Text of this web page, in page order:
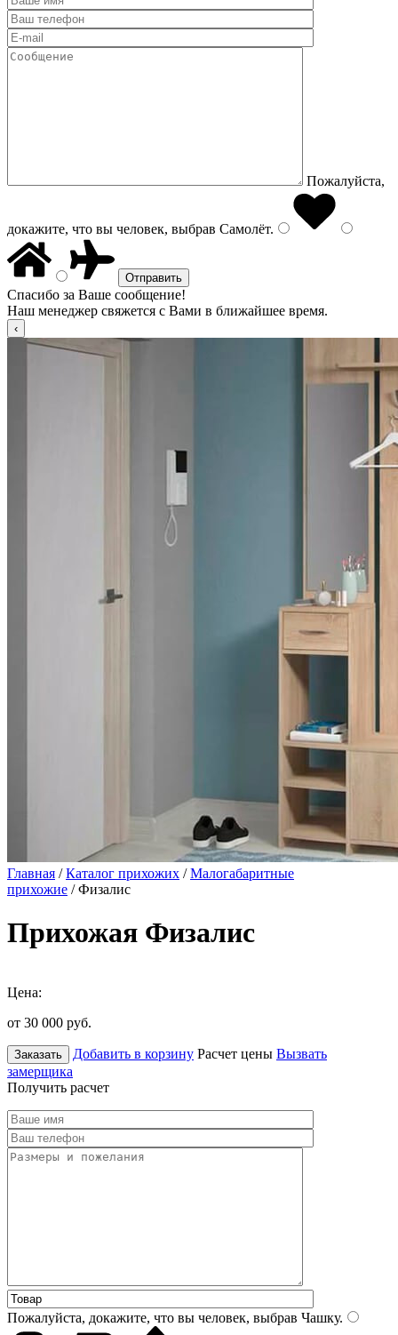
Пожалуйста,
докажите, что вы человек, выбрав Самолёт.
Спасибо за Ваше сообщение!
Наш менеджер свяжется с Вами в ближайшее время.
Главная /Каталог прихожих /Малогабаритные
прихожие / Физалис
Прихожая Физалис
Цена:
от 30 000 руб.
Заказать Добавить в корзину Расчет цены Вызвать
замерщика
Получить расчет
Пожалуйста, докажите, что вы человек, выбрав Чашку.